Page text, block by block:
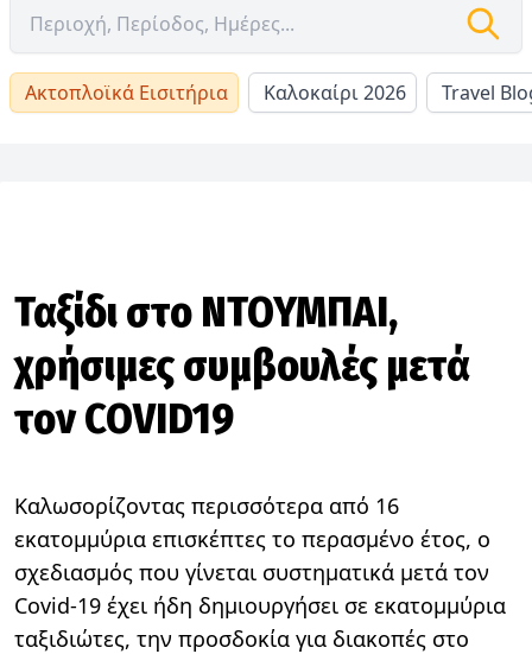
Ακτοπλοϊκά Εισιτήρια Καλοκαίρι 2026 Travel
Ταξίδι στο ΝΤΟΥΜΠΑΙ,
χρήσιμες συμβουλές μετά
τον COVID19
Καλωσορίζοντας περισσότερα από 16
εκατομμύρια επισκέπτες το περασμένο έτος, ο
σχεδιασμός που γίνεται συστηματικά μετά τον
Covid-19 έχει ήδη δημιουργήσει σε εκατομμύρια
ταξιδιώτες, την προσδοκία για διακοπές στο